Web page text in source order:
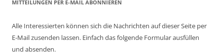
MITTEILUNGEN PER E-MAIL ABONNIEREN
Alle Interessierten können sich die Nachrichten auf dieser Seite per
E-Mail zusenden lassen. Einfach das folgende Formular ausfüllen
und absenden.